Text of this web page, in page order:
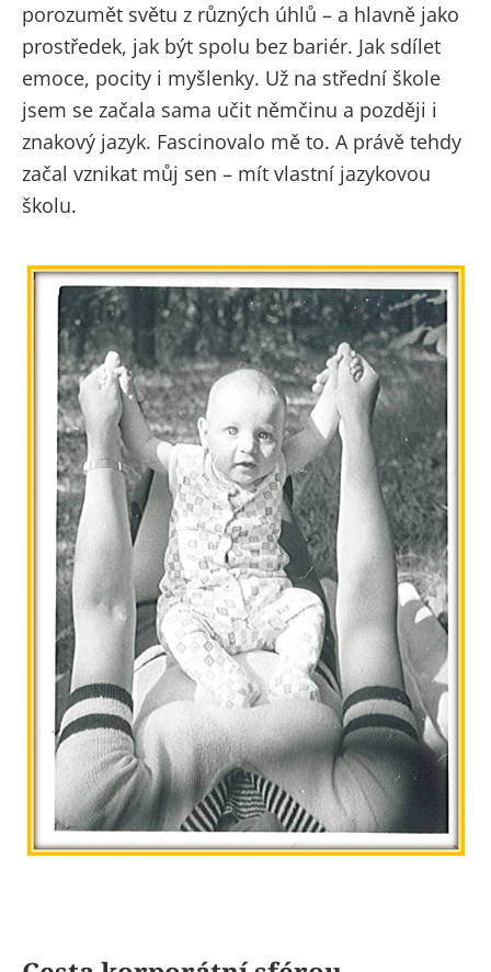
porozumět světu z různých úhlů – a hlavně jako
prostředek, jak být spolu bez bariér. Jak sdílet
emoce, pocity i myšlenky. Už na střední škole
jsem se začala sama učit němčinu a později i
znakový jazyk. Fascinovalo mě to. A právě tehdy
začal vznikat můj sen – mít vlastní jazykovou
školu.